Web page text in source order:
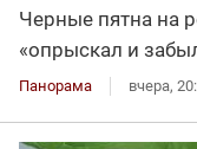
Черные пятна на
«опрыскал и
Панорама вчера,